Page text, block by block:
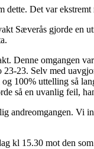
dette. Det var
Sæverås gjorde en
Denne omgangen
23-23. Selv med
100% uttelling så
så en uvanlig feil,
andreomgangen. Vi
kl 15.30 mot den